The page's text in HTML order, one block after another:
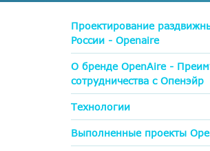
Проектирование
России - Openaire
О бренде OpenAire -
сотрудничества с Опенэйр
Технологии
Выполненные проекты